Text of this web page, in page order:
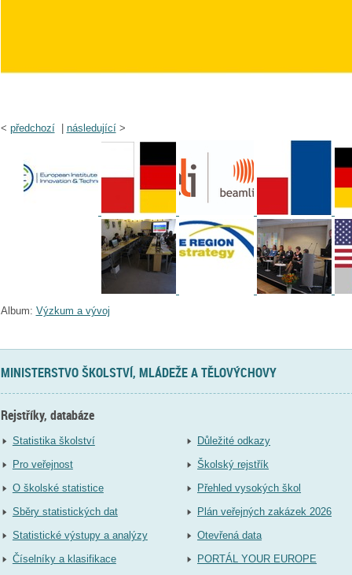
< předchozí| následující>
Album: Výzkum a vývoj
MINISTERSTVO ŠKOLSTVÍ, MLÁDEŽE A TĚLOVÝCHOVY
Rejstříky, databáze
Statistika školství
Pro veřejnost
O školské statistice
Sběry statistických dat
Statistické výstupy a analýzy
Číselníky a klasifikace
Důležité odkazy
Školský rejstřík
Přehled vysokých škol
Plán veřejných zakázek 2026
Otevřená data
PORTÁL YOUR EUROPE